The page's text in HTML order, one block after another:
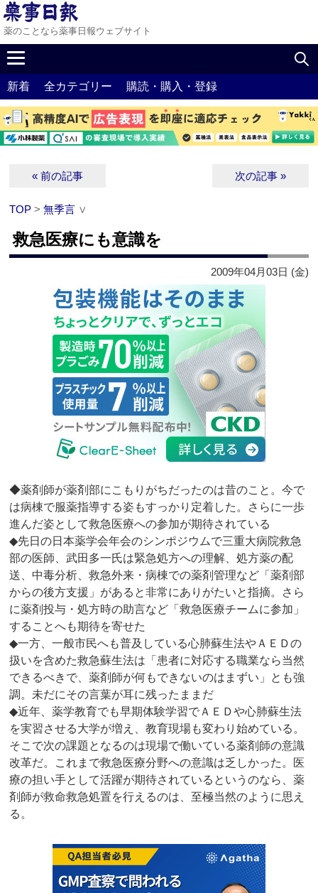
薬のことなら薬事日報ウェブサイト
新着 全カテゴリー 購読・購入・登録
« 前の記事 次の記事 »
TOP >無季言 ∨
救急医療にも意識を
2009年04月03日 (金)
◆薬剤師が薬剤部にこもりがちだったのは昔のこと。今で
は病棟で服薬指導する姿もすっかり定着した。さらに一歩
進んだ姿として救急医療への参加が期待されている
◆先日の日本薬学会年会のシンポジウムで三重大病院救急
部の医師、武田多一氏は緊急処方への理解、処方薬の配
送、中毒分析、救急外来・病棟での薬剤管理など「薬剤部
からの後方支援」があると非常にありがたいと指摘。さら
に薬剤投与・処方時の助言など「救急医療チームに参加」
することへも期待を寄せた
◆一方、一般市民へも普及している心肺蘇生法やＡＥＤの
扱いを含めた救急蘇生法は「患者に対応する職業なら当然
できるべきで、薬剤師が何もできないのはまずい」とも強
調。未だにその言葉が耳に残ったままだ
◆近年、薬学教育でも早期体験学習でＡＥＤや心肺蘇生法
を実習させる大学が増え、教育現場も変わり始めている。
そこで次の課題となるのは現場で働いている薬剤師の意識
改革だ。これまで救急医療分野への意識は乏しかった。医
療の担い手として活躍が期待されているというのなら、薬
剤師が救命救急処置を行えるのは、至極当然のように思え
る。